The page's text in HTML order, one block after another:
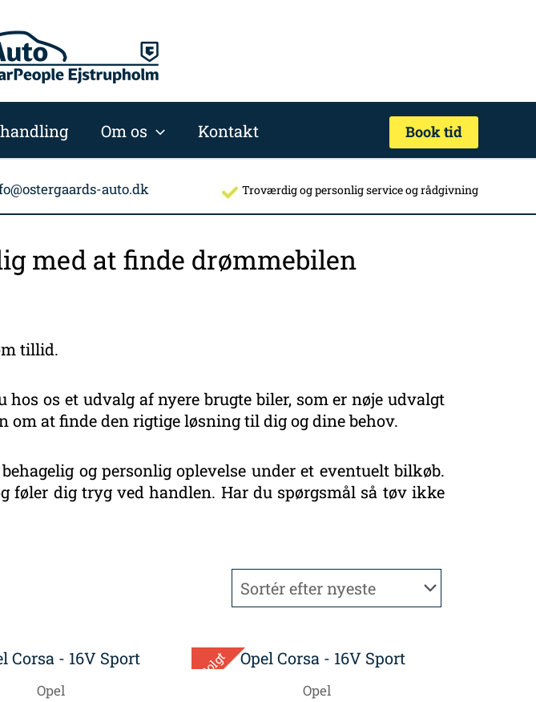
Om os Kontakt Book tid
auto.dk Troværdig og personlig service og rådgivning
med at finde drømmebilen
tillid.
os et udvalg af nyere brugte biler, som er nøje udvalgt
at finde den rigtige løsning til dig og dine behov.
og personlig oplevelse under et eventuelt bilkøb.
føler dig tryg ved handlen. Har du spørgsmål så tøv ikke
Opel
Solgt
Opel